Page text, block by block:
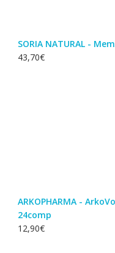
SORIA NATURAL -
43,70€
ARKOPHARMA -
24comp
12,90€